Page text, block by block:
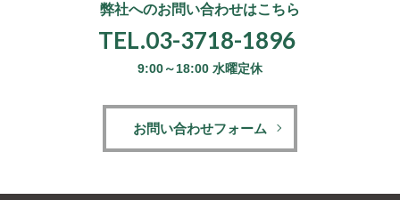
弊社へのお問い合わせはこちら
TEL.03-3718-1896
9:00～18:00 水曜定休
お問い合わせフォーム